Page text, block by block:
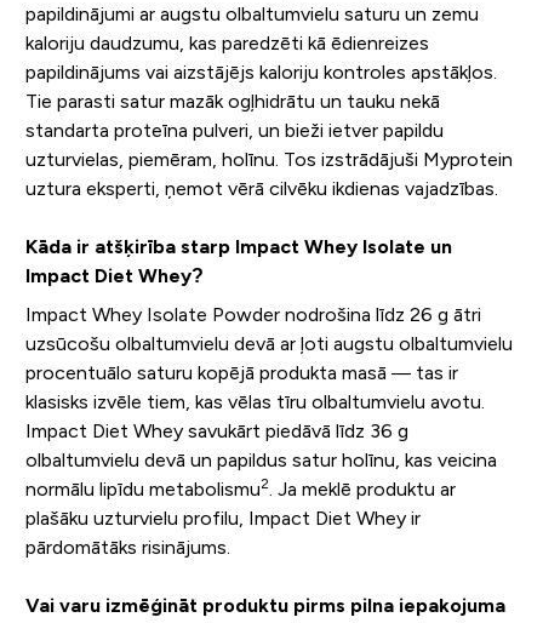
papildinājumi ar augstu olbaltumvielu saturu un zemu
kaloriju daudzumu, kas paredzēti kā ēdienreizes
papildinājums vai aizstājējs kaloriju kontroles apstākļos.
Tie parasti satur mazāk ogļhidrātu un tauku nekā
standarta proteīna pulveri, un bieži ietver papildu
uzturvielas, piemēram, holīnu. Tos izstrādājuši Myprotein
uztura eksperti, ņemot vērā cilvēku ikdienas vajadzības.
Kāda ir atšķirība starp Impact Whey Isolate un
Impact Diet Whey?
Impact Whey Isolate Powder nodrošina līdz 26 g ātri
uzsūcošu olbaltumvielu devā ar ļoti augstu olbaltumvielu
procentuālo saturu kopējā produkta masā — tas ir
klasisks izvēle tiem, kas vēlas tīru olbaltumvielu avotu.
Impact Diet Whey savukārt piedāvā līdz 36 g
olbaltumvielu devā un papildus satur holīnu, kas veicina
normālu lipīdu metabolismu2. Ja meklē produktu ar
plašāku uzturvielu profilu, Impact Diet Whey ir
pārdomātāks risinājums.
Vai varu izmēģināt produktu pirms pilna iepakojuma